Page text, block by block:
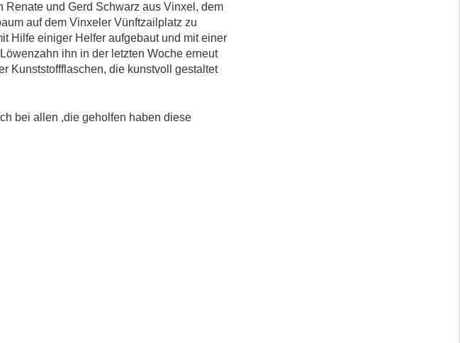
und Gerd Schwarz aus Vinxel, dem
auf dem Vinxeler Vünftzailplatz zu
Hilfe einiger Helfer aufgebaut und mit einer
ihn in der letzten Woche erneut
Kunststoffflaschen, die kunstvoll gestaltet
bei allen ,die geholfen haben diese